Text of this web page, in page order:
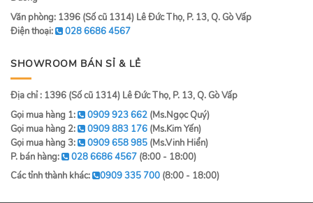
Văn phòng: 1396 (Số cũ 1314) Lê Đức Thọ, P. 13, Q. Gò Vấp
Điện thoại:
028 6686 4567
SHOWROOM BÁN SỈ & LẺ
Địa chỉ : 1396 (Số cũ 1314) Lê Đức Thọ, P. 13, Q. Gò Vấp
Gọi mua hàng 1:
0909 923 662 (Ms.Ngọc Quý)
Gọi mua hàng 2:
0909 883 176 (Ms.Kim Yến)
Gọi mua hàng 3:
0909 658 985 (Ms.Vinh Hiển)
P. bán hàng:
028 6686 4567 (8:00 - 18:00)
Các tỉnh thành khác:
0909 335 700 (8:00 - 18:00)